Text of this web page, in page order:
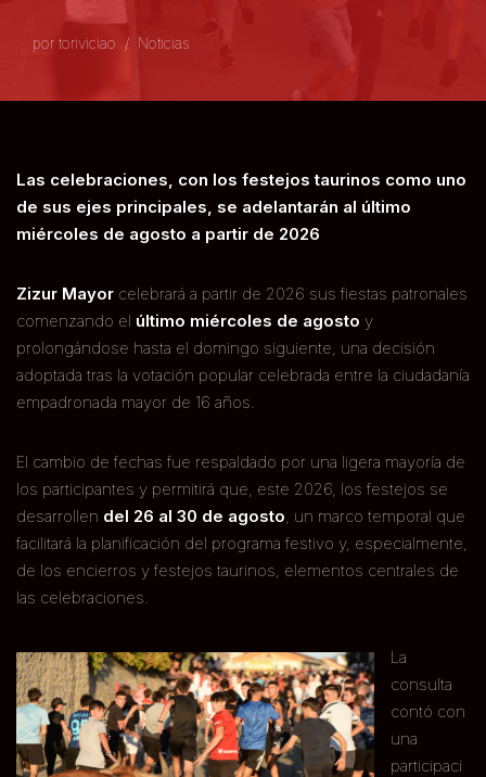
por toriviciao Noticias
Las celebraciones, con los festejos taurinos como uno
de sus ejes principales, se adelantarán al último
miércoles de agosto a partir de 2026
Zizur Mayor celebrará a partir de 2026 sus fiestas patronales
comenzando el último miércoles de agosto y
prolongándose hasta el domingo siguiente, una decisión
adoptada tras la votación popular celebrada entre la ciudadanía
empadronada mayor de 16 años.
El cambio de fechas fue respaldado por una ligera mayoría de
los participantes y permitirá que, este 2026, los festejos se
desarrollen del 26 al 30 de agosto, un marco temporal que
facilitará la planificación del programa festivo y, especialmente,
de los encierros y festejos taurinos, elementos centrales de
las celebraciones.
La
consulta
contó con
una
participaci